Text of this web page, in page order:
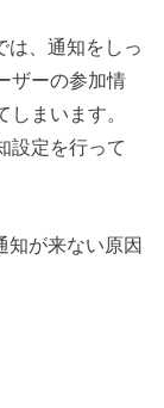
は、通知をしっ
ザーの参加情
まいます。
設定を行って
知が来ない原因